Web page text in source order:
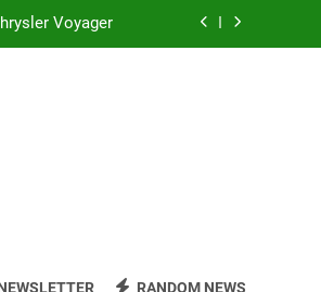
Voyager
en 2025 ?
Voyager
RANDOM NEWS